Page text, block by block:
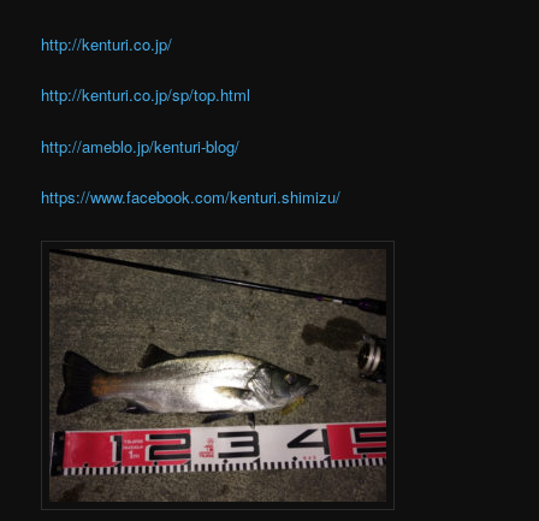
http://kenturi.co.jp/
http://kenturi.co.jp/sp/top.html
http://ameblo.jp/kenturi-blog/
https://www.facebook.com/kenturi.shimizu/